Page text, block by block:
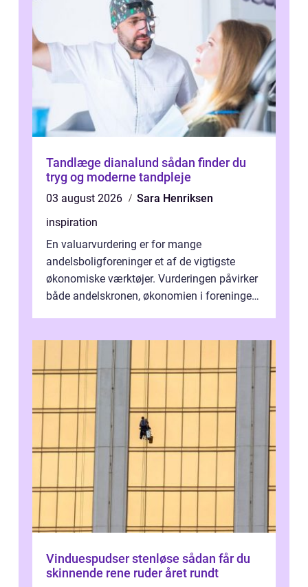
Tandlæge dianalund sådan finder du
tryg og moderne tandpleje
03 august 2026
Sara Henriksen
inspiration
En valuarvurdering er for mange
andelsboligforeninger et af de vigtigste
økonomiske værktøjer. Vurderingen påvirker
både andelskronen, økonomien i foreningen
Vinduespudser stenløse sådan får du
skinnende rene ruder året rundt